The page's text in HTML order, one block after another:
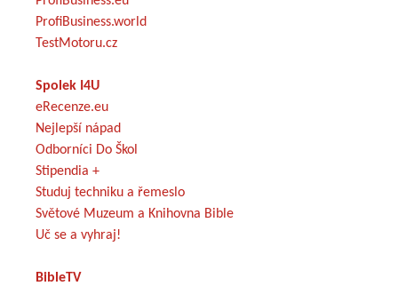
ProfiBusiness.world
TestMotoru.cz
Spolek I4U
eRecenze.eu
Nejlepší nápad
Odborníci Do Škol
Stipendia +
Studuj techniku a řemeslo
Světové Muzeum a Knihovna Bible
Uč se a vyhraj!
BibleTV